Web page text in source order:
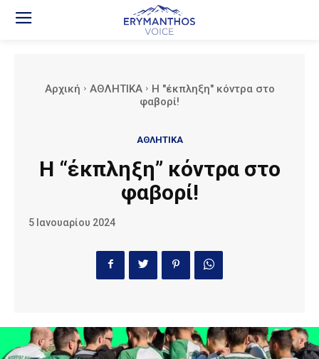
Αρχική ΑΘΛΗΤΙΚΑ
Η "έκπληξη" κόντρα στο
φαβορί!
ΑΘΛΗΤΙΚΑ
Η “έκπληξη” κόντρα στο
φαβορί!
5 Ιανουαρίου 2024